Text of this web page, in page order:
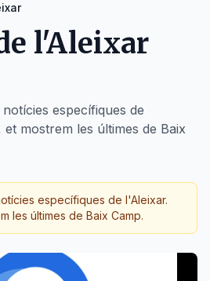
l'Aleixar
específiques de
mostrem les últimes de Baix
específiques de l'Aleixar.
les últimes de Baix Camp.